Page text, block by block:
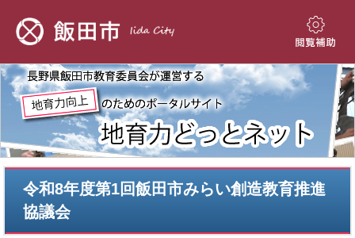
先
で
を
ば
て
本
閲
補
助
令和8年度第1回飯田市みらい創造教育推進
協議会